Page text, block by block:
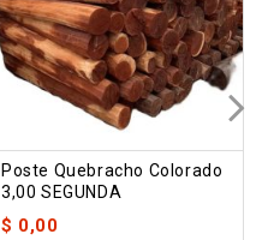
Poste Quebracho Colorado
3,00 SEGUNDA
$ 0,00